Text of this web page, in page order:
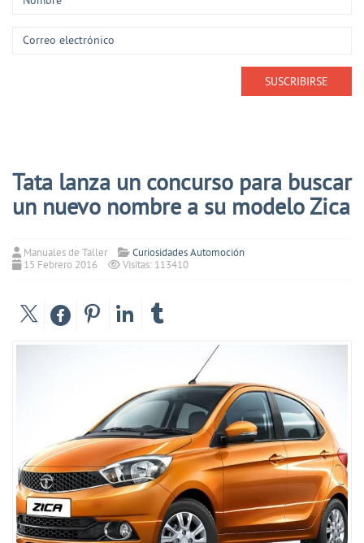
Tata lanza un concurso para buscar
un nuevo nombre a su modelo Zica
Manuales de Taller
Curiosidades Automoción
15 Febrero 2016
Visitas: 113410